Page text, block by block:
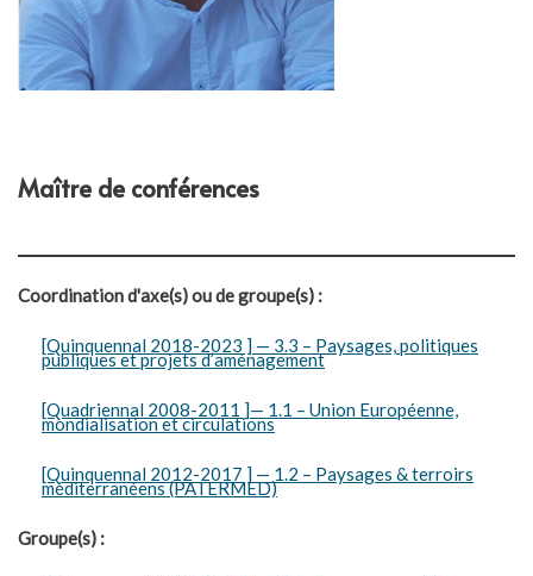
Maître de conférences
Coordination d'axe(s) ou de groupe(s) :
[Quinquennal 2018-2023 ] — 3.3 – Paysages, politiques
publiques et projets d’aménagement
[Quadriennal 2008-2011 ]— 1.1 – Union Européenne,
mondialisation et circulations
[Quinquennal 2012-2017 ] — 1.2 – Paysages & terroirs
méditerranéens (PATERMED)
Groupe(s) :